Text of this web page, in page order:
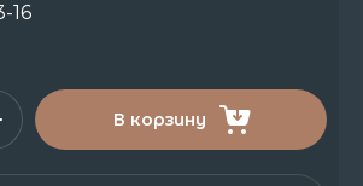
16
В корзину